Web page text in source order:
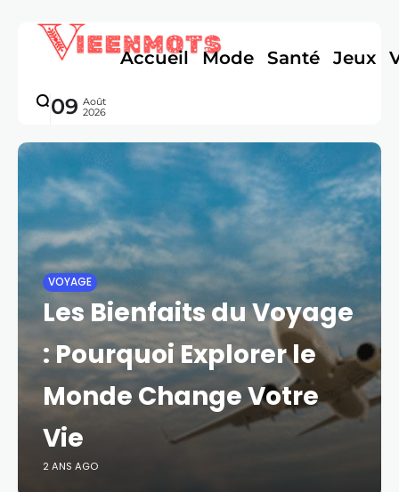
Accueil Mode Santé Jeux
09 Août
2026
VOYAGE
Les Bienfaits du Voyage
: Pourquoi Explorer le
Monde Change Votre
Vie
2 ANS AGO